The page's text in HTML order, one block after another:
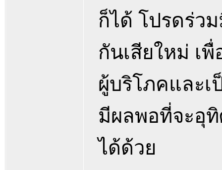
ก็ได้ โปรดร่ว
กันเสียใหม่ เ
ผู้บริโภคและ
มีผลพอที่จะอุ
ได้ด้วย